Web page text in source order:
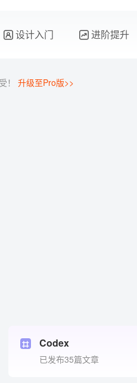
设计入门 进阶提升
！ 升级至Pro版>>
Codex
已发布35篇文章